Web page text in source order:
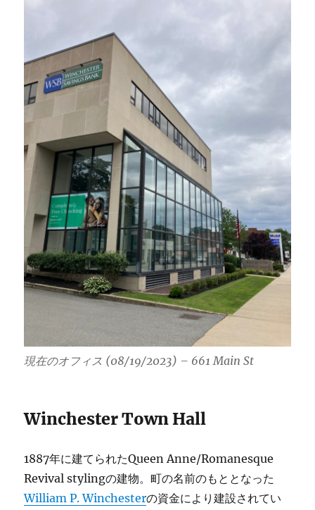
現在のオフィス (08/19/2023) – 661 Main St
Winchester Town Hall
1887年に建てられたQueen Anne/Romanesque
Revival stylingの建物。町の名前のもととなった
William P. Winchesterの資金により建設されてい